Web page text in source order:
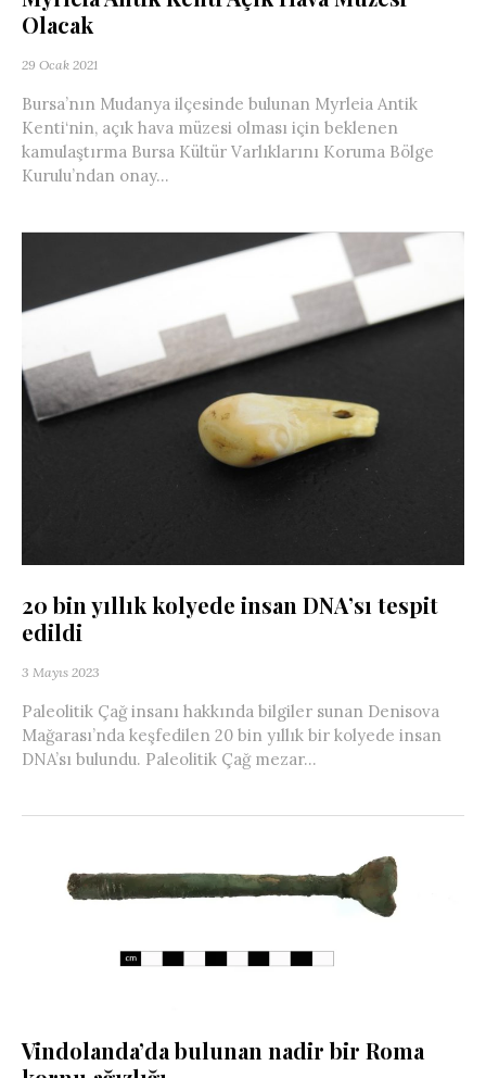
Olacak
29 Ocak 2021
Bursa’nın Mudanya ilçesinde bulunan Myrleia Antik
Kenti‘nin, açık hava müzesi olması için beklenen
kamulaştırma Bursa Kültür Varlıklarını Koruma Bölge
Kurulu’ndan onay...
20 bin yıllık kolyede insan DNA’sı tespit
edildi
3 Mayıs 2023
Paleolitik Çağ insanı hakkında bilgiler sunan Denisova
Mağarası’nda keşfedilen 20 bin yıllık bir kolyede insan
DNA’sı bulundu. Paleolitik Çağ mezar...
Vindolanda’da bulunan nadir bir Roma